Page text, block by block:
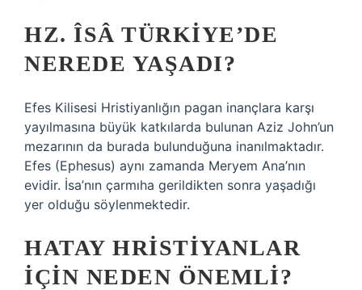
HZ. ÎSÂ TÜRKIYE’DE
NEREDE YAŞADI?
Efes Kilisesi Hristiyanlığın pagan inançlara karşı
yayılmasına büyük katkılarda bulunan Aziz John’un
mezarının da burada bulunduğuna inanılmaktadır.
Efes (Ephesus) aynı zamanda Meryem Ana’nın
evidir. İsa’nın çarmıha gerildikten sonra yaşadığı
yer olduğu söylenmektedir.
HATAY HRISTIYANLAR
IÇIN NEDEN ÖNEMLI?